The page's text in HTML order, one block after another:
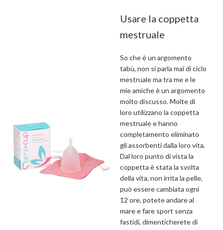
Usare la coppetta
mestruale
So che è un argomento
tabù, non si parla mai di ciclo
mestruale ma tra me e le
mie amiche è un argomento
molto discusso. Molte di
loro utilizzano la coppetta
mestruale e hanno
completamento eliminato
gli assorbenti dalla loro vita.
Dal loro punto di vista la
coppetta è stata la svolta
della vita, non irrita la pelle,
può essere cambiata ogni
12 ore, potete andare al
mare e fare sport senza
fastidi, dimenticherete di